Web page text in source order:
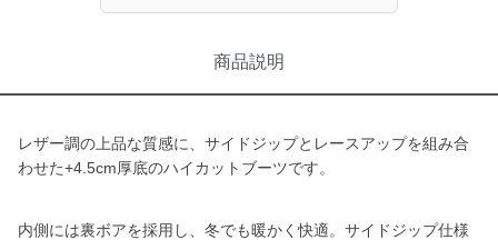
商品説明
レザー調の上品な質感に、サイドジップとレースアップを組み合
わせた+4.5cm厚底のハイカットブーツです。
内側には裏ボアを採用し、冬でも暖かく快適。サイドジップ仕様